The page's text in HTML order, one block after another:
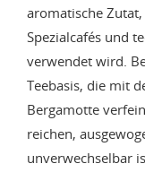
aromatische
Spezialcafés und
verwendet wird.
Teebasis, die mit
Bergamotte
reichen,
unverwechselbar